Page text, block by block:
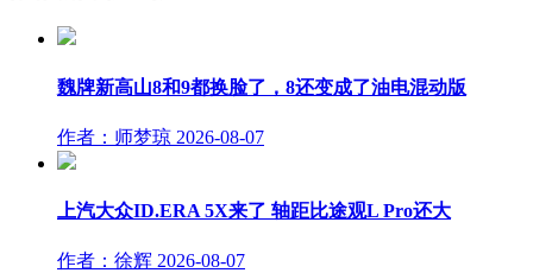
魏牌新高山8和9都换脸了，8还变成了油电混动版
作者：师梦琼 2026-08-07
上汽大众ID.ERA 5X来了 轴距比途观L Pro还大
作者：徐辉 2026-08-07